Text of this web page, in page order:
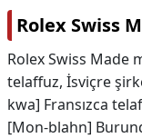
Rolex Swiss
Rolex Swiss Made
telaffuz, İsviçre
kwa] Fransızca
[Mon-blahn]